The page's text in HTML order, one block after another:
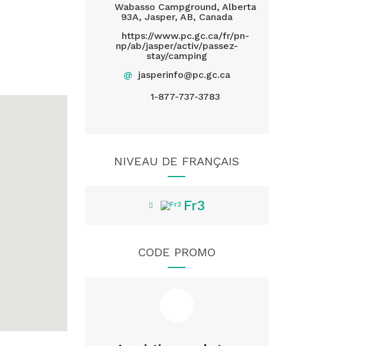
Wabasso Campground, Alberta
93A, Jasper, AB, Canada
https://www.pc.gc.ca/fr/pn-
np/ab/jasper/activ/passez-
stay/camping
@ jasperinfo@pc.gc.ca
1-877-737-3783
NIVEAU DE FRANÇAIS
Fr3
CODE PROMO